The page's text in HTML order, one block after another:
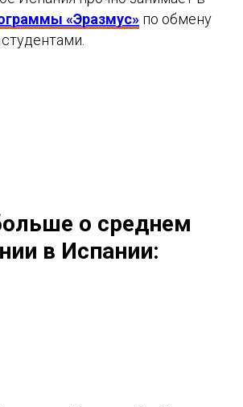
«Эразмус» по обмену
о среднем
в Испании: